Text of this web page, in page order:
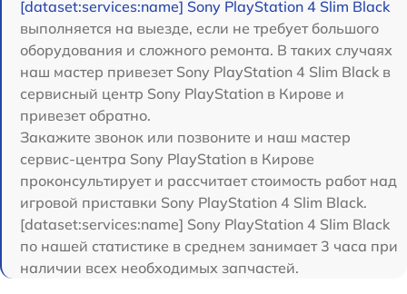
[dataset:services:name] Sony PlayStation 4 Slim Black
выполняется на выезде, если не требует большого
оборудования и сложного ремонта. В таких случаях
наш мастер привезет Sony PlayStation 4 Slim Black в
сервисный центр Sony PlayStation в Кирове и
привезет обратно.
Закажите звонок или позвоните и наш мастер
сервис-центра Sony PlayStation в Кирове
проконсультирует и рассчитает стоимость работ над
игровой приставки Sony PlayStation 4 Slim Black.
[dataset:services:name] Sony PlayStation 4 Slim Black
по нашей статистике в среднем занимает 3 часа при
наличии всех необходимых запчастей.